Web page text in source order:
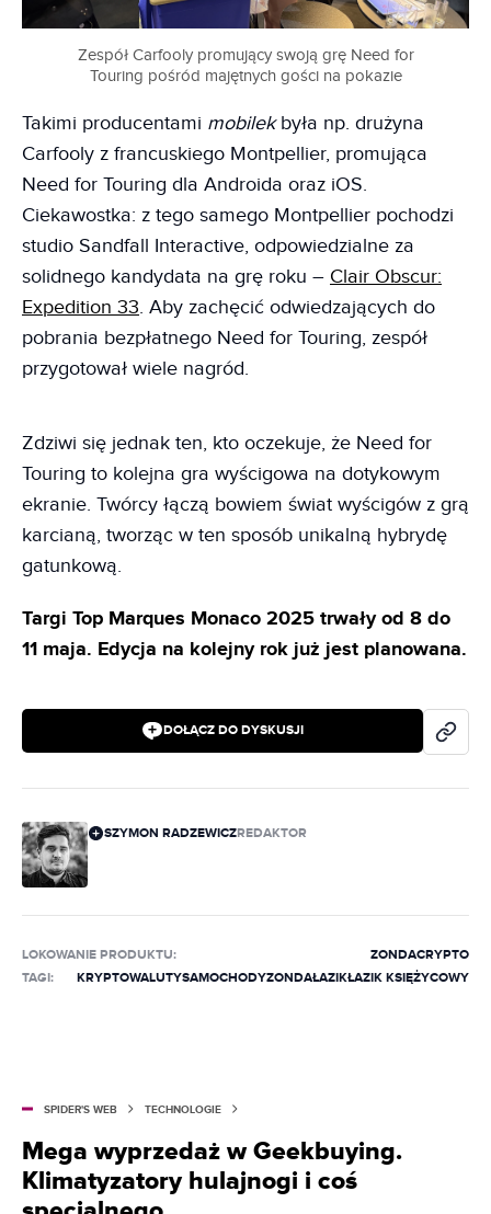
Zespół Carfooly promujący swoją grę Need for
Touring pośród majętnych gości na pokazie
Takimi producentami mobilekbyła np. drużyna
Carfooly z francuskiego Montpellier, promująca
Need for Touring dla Androida oraz iOS.
Ciekawostka: z tego samego Montpellier pochodzi
studio Sandfall Interactive, odpowiedzialne za
solidnego kandydata na grę roku – Clair Obscur:
Expedition 33. Aby zachęcić odwiedzających do
pobrania bezpłatnego Need for Touring, zespół
przygotował wiele nagród.
Zdziwi się jednak ten, kto oczekuje, że Need for
Touring to kolejna gra wyścigowa na dotykowym
ekranie. Twórcy łączą bowiem świat wyścigów z grą
karcianą, tworząc w ten sposób unikalną hybrydę
gatunkową.
Targi Top Marques Monaco 2025 trwały od 8 do
11 maja. Edycja na kolejny rok już jest planowana.
DOŁĄCZ DO DYSKUSJI
SZYMON RADZEWICZREDAKTOR
LOKOWANIE PRODUKTU:
ZONDACRYPTO
TAGI:
KRYPTOWALUTYSAMOCHODYZONDAŁAZIKŁAZIK KSIĘŻYCOWY
SPIDER'S WEB TECHNOLOGIE
Mega wyprzedaż w Geekbuying.
Klimatyzatory hulajnogi i coś